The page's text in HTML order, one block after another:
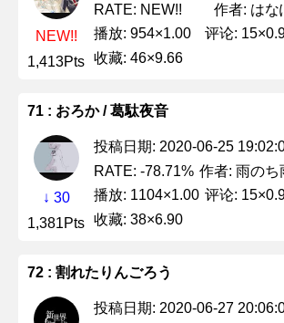
NEW!!
1,413Pts
RATE: NEW!!
作者: はな
播放: 954×1.00
评论:
收藏: 46×9.66
71 : おろか / 葛駄夜音
↓ 30
1,381Pts
投稿日期: 2020-06-25
RATE: -78.71% 作者: 雨のち
播放: 1104×1.00 评论:
收藏: 38×6.90
72 : 割れたりんごろう
投稿日期: 2020-06-27